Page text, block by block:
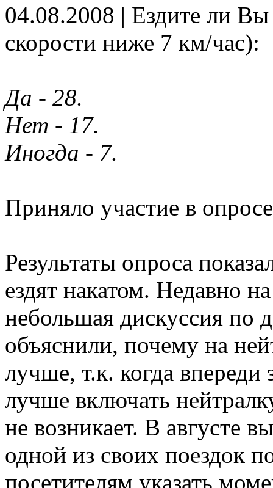
04.08.2008 | Ездите ли
скорости ниже 7 км/час):
Да - 28.
Нет - 17.
Иногда - 7.
Приняло участие в
Результаты опроса
ездят накатом. Недавно
небольшая дискуссия по
объяснили, почему на
лучше, т.к. когда впереди
лучше включать
не возникает. В августе
одной из своих поездок
посетителям указать